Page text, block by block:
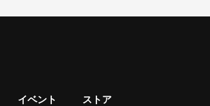
イベント ストア